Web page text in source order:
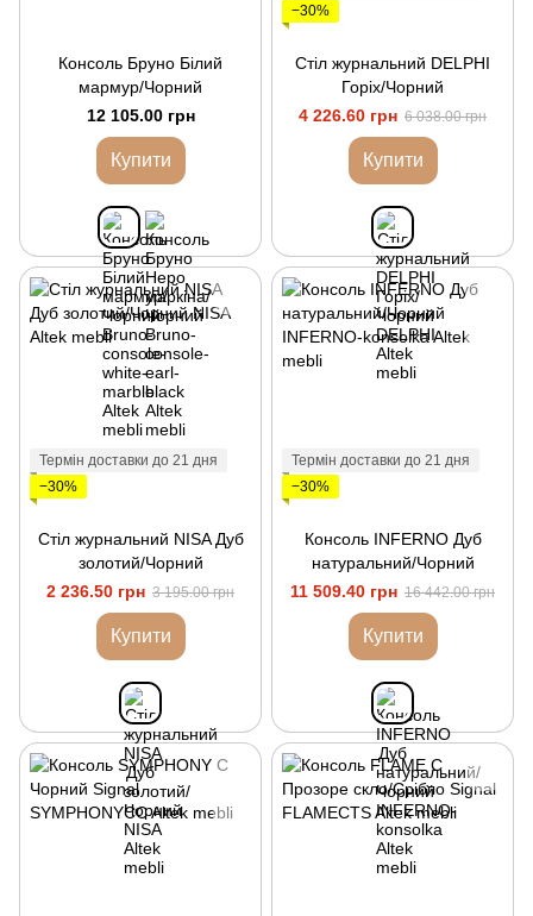
Консоль Бруно Білий
мармур/Чорний
12 105.00 грн
Купити
−30%
Стіл журнальний DELPHI
Горіх/Чорний
4 226.60 грн 6 038.00 грн
Купити
Термін доставки до 21 дня
−30%
Стіл журнальний NISA Дуб
золотий/Чорний
2 236.50 грн 3 195.00 грн
Купити
Термін доставки до 21 дня
−30%
Консоль INFERNO Дуб
натуральний/Чорний
11 509.40 грн 16 442.00 грн
Купити